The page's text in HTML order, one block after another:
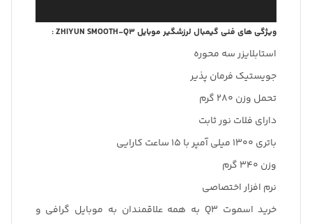
ویژگی های فنی گیمبال لرزشگیر موبایل ZHIYUN SMOOTH-Q3 :
استابلایزر سه محوره
جویستیک فرمان پذیر
تحمل وزن 280 گرم
دارای فلات نور ثابت
باتری 1300 میلی آمپر با 15 ساعت کارایی
وزن 340 گرم
نرم افزار اختصاصی
خرید اسموت Q3 به همه علاقمندان به موبایل گرافی و